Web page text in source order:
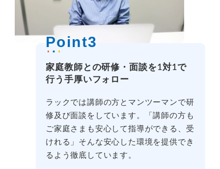
Point3
家庭教師との研修・面談を1対1で
行う手厚いフォロー
ラックでは講師の方とマンツーマンで研
修及び面談をしています。「講師の方も
ご家庭さまも安心して指導ができる、受
けれる」そんな安心した環境を提供でき
るよう徹底しています。